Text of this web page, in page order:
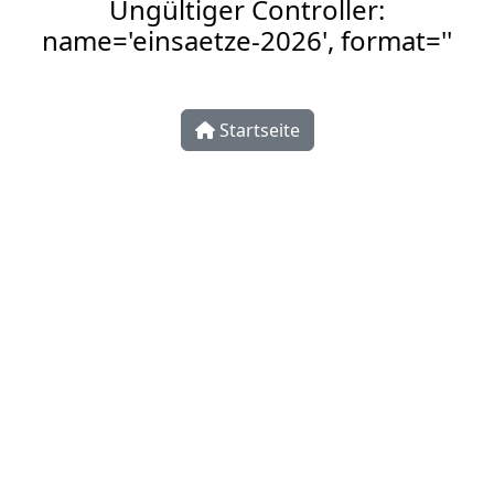
Ungültiger Controller:
name='einsaetze-2026', format=''
Startseite